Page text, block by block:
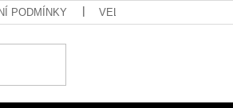
PODMÍNKY VELKOOBCHOD